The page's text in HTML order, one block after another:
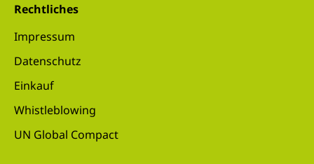
Rechtliches
Impressum
Datenschutz
Einkauf
Whistleblowing
UN Global Compact